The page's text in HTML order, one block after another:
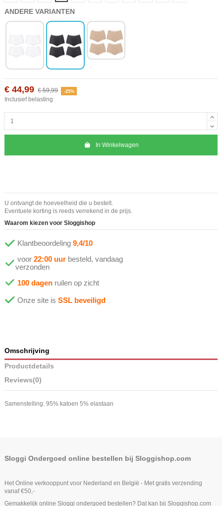
ANDERE VARIANTEN
€ 44,99 € 59,99 -25%
Inclusief belasting
In Winkelwagen
U ontvangt de hoeveelheid die u bestelt.
Eventuele korting is reeds verrekend in de prijs.
Waarom kiezen voor Sloggishop
Klantbeoordeling 9,4/10
voor 22:00 uur besteld, vandaag
verzonden
100 dagen ruilen op zicht
Onze site is SSL beveiligd
Omschrijving
Productdetails
Reviews(0)
Samenstelling: 95% katoen 5% elastaan
Sloggi Ondergoed online bestellen bij Sloggishop.com
Het Online verkooppunt voor Nederland en België - Met gratis verzending
vanaf €50,-
Gemakkelijk online Sloggi ondergoed bestellen? Dat kan bij Sloggishop.com